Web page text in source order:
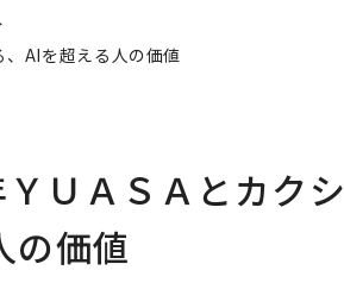
、AIを超える人の価値
ＵＡＳＡとカクシ
の価値